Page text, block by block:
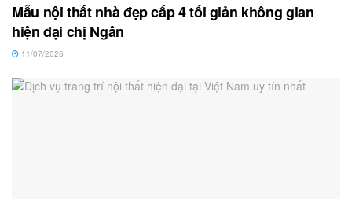
Mẫu nội thất nhà đẹp cấp 4 tối giản không gian
hiện đại chị Ngân
11/07/2026